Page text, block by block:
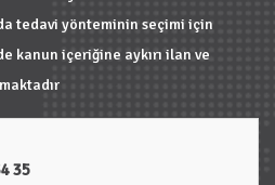
tedavi yönteminin seçimi için
kanun içeriğine aykırı ilan ve
35